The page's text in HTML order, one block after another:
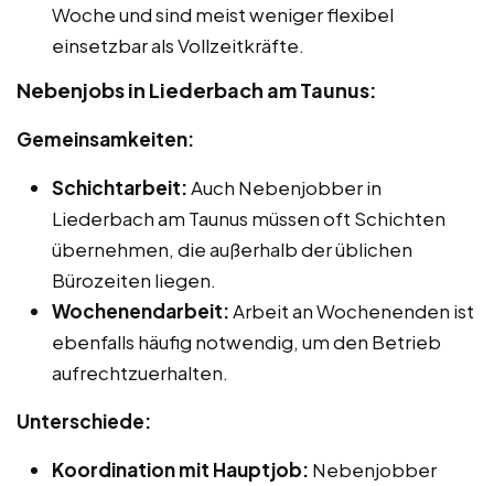
Woche und sind meist weniger flexibel
einsetzbar als Vollzeitkräfte.
Nebenjobs in Liederbach am Taunus:
Gemeinsamkeiten:
Schichtarbeit:Auch Nebenjobber in
Liederbach am Taunus müssen oft Schichten
übernehmen, die außerhalb der üblichen
Bürozeiten liegen.
Wochenendarbeit:Arbeit an Wochenenden ist
ebenfalls häufig notwendig, um den Betrieb
aufrechtzuerhalten.
Unterschiede:
Koordination mit Hauptjob: Nebenjobber